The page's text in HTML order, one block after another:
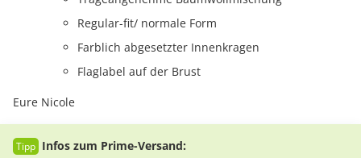
Regular-fit/ normale Form
Farblich abgesetzter Innenkragen
Flaglabel auf der Brust
Eure Nicole
Infos zum Prime-Versand: